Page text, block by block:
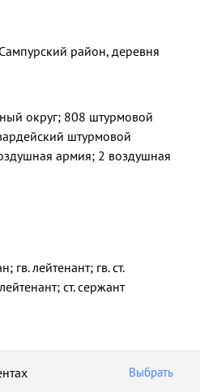
район, деревня
округ; 808 штурмовой
штурмовой
армия; 2 воздушная
гв. лейтенант; гв. ст.
ст. сержант
Выбрать